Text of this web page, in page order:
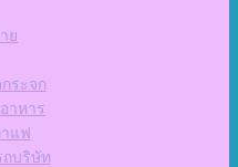
ย
ระจก
าหาร
แฟ
ถบริษัท